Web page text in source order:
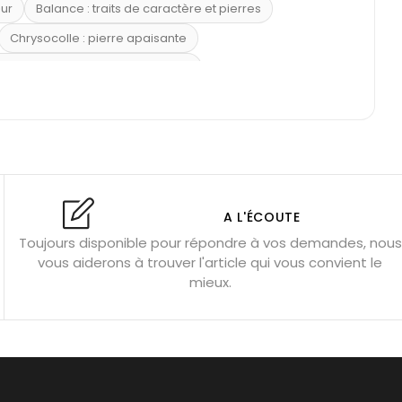
Balance : traits de caractère et pierres
Chrysocolle : pierre apaisante
Fluorite : pierre la plus colorée
Bracelets de perles pour homme
gemme ? Signification des pierres de naissance
A L'ÉCOUTE
Toujours disponible pour répondre à vos demandes, nous
vous aiderons à trouver l'article qui vous convient le
mieux.